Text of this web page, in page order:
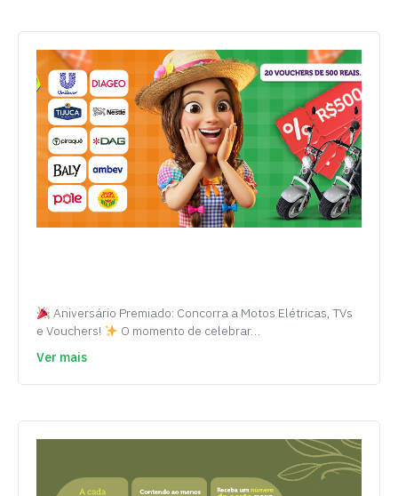
Aniversário Premiado: Concorra a Motos Elétricas, TVs
e Vouchers!
O momento de celebrar…
Ver mais